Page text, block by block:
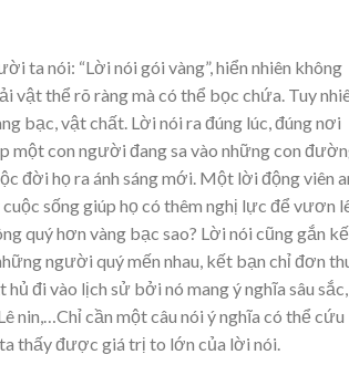
ta nói: “Lời nói gói vàng”, hiển nhiên không
vật thể rõ ràng mà có thể bọc chứa. Tuy
bạc, vật chất. Lời nói ra đúng lúc, đúng nơi
một con người đang sa vào những con
đời họ ra ánh sáng mới. Một lời động viên
sống giúp họ có thêm nghị lực để vươn
quý hơn vàng bạc sao? Lời nói cũng gắn
người quý mến nhau, kết bạn chỉ đơn
đi vào lịch sử bởi nó mang ý nghĩa sâu sắc,
nin,…Chỉ cần một câu nói ý nghĩa có thể cứu
thấy được giá trị to lớn của lời nói.